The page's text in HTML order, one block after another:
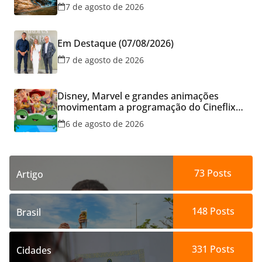
7 de agosto de 2026
Em Destaque (07/08/2026)
7 de agosto de 2026
Disney, Marvel e grandes animações
movimentam a programação do Cineflix
do Aparecida Shopping
6 de agosto de 2026
Artigo 73 Posts
Brasil 148Posts
Cidades 331 Posts